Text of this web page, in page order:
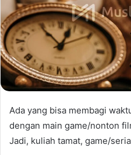
Ada yang bisa membagi
dengan main game/nonton
Jadi, kuliah tamat, game/